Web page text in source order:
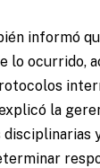
informó
lo ocurrido,
la
disciplinarias